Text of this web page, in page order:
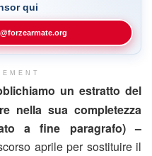
qui
un estratto del
nella sua completezza
a fine paragrafo) –
aprile per sostituire il